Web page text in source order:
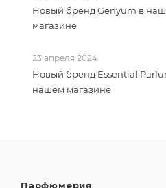
Новый бренд Genyum в
магазине
23 апреля 2024
Новый бренд Essential
нашем магазине
Парфюмерия